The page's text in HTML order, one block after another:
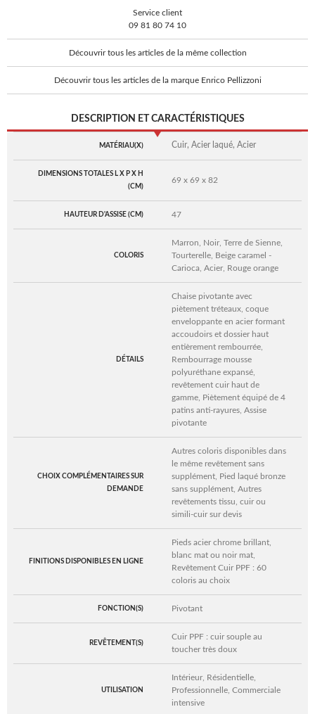
Service client
09 81 80 74 10
Découvrir tous les articles de la même collection
Découvrir tous les articles de la marque Enrico Pellizzoni
DESCRIPTION ET CARACTÉRISTIQUES
MATÉRIAU(X) Cuir, Acier laqué, Acier
DIMENSIONS TOTALES L X P X H
(CM)
69 x 69 x 82
HAUTEUR D'ASSISE (CM) 47
COLORIS
Marron, Noir, Terre de Sienne,
Tourterelle, Beige caramel -
Carioca, Acier, Rouge orange
DÉTAILS
Chaise pivotante avec
piètement tréteaux, coque
enveloppante en acier formant
accoudoirs et dossier haut
entièrement rembourrée,
Rembourrage mousse
polyuréthane expansé,
revêtement cuir haut de
gamme, Piètement équipé de 4
patins anti-rayures, Assise
pivotante
CHOIX COMPLÉMENTAIRES SUR
DEMANDE
Autres coloris disponibles dans
le même revêtement sans
supplément, Pied laqué bronze
sans supplément, Autres
revêtements tissu, cuir ou
simili-cuir sur devis
FINITIONS DISPONIBLES EN LIGNE
Pieds acier chrome brillant,
blanc mat ou noir mat,
Revêtement Cuir PPF : 60
coloris au choix
FONCTION(S) Pivotant
REVÊTEMENT(S)
Cuir PPF : cuir souple au
toucher très doux
UTILISATION
Intérieur, Résidentielle,
Professionnelle, Commerciale
intensive